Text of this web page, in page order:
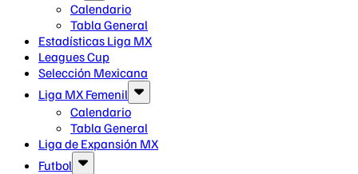
Calendario
Tabla General
Estadísticas Liga MX
Leagues Cup
Selección Mexicana
Liga MX Femenil
Calendario
Tabla General
Liga de Expansión MX
Futbol